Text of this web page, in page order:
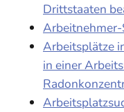
Drittstaaten
Arbeitsplätze
in einer